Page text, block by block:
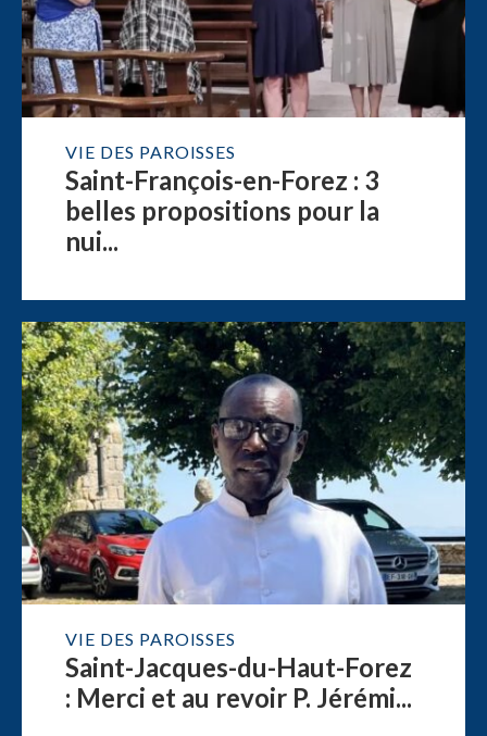
VIE DES PAROISSES
Saint-François-en-Forez : 3
belles propositions pour la
nui...
VIE DES PAROISSES
Saint-Jacques-du-Haut-Forez
: Merci et au revoir P. Jérémi...